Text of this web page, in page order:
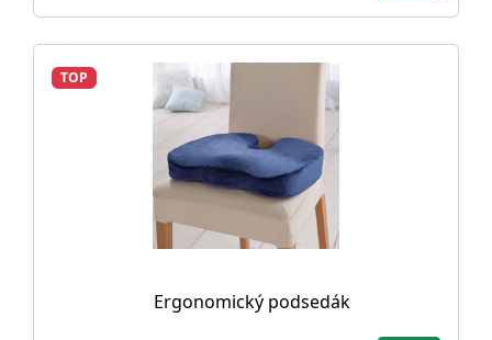
TOP
Ergonomický podsedák